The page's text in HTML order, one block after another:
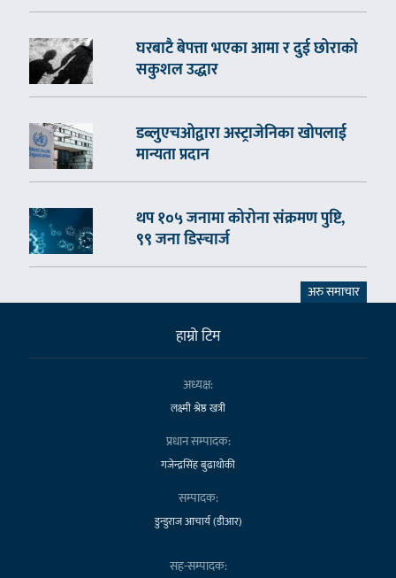
घरबाटै बेपत्ता भएका आमा र दुई छोराको
सकुशल उद्धार
डब्लुएचओद्वारा अस्ट्राजेनिका खोपलाई
मान्यता प्रदान
थप १०५ जनामा कोरोना संक्रमण पुष्टि,
९९ जना डिस्चार्ज
अरु समाचार
हाम्राे टिम
अध्यक्ष:
लक्ष्मी श्रेष्ठ खत्री
प्रधान सम्पादक:
गजेन्द्रसिंह बुढाथोकी
सम्पादक:
डुन्डुराज आचार्य (डीआर)
सह-सम्पादक: